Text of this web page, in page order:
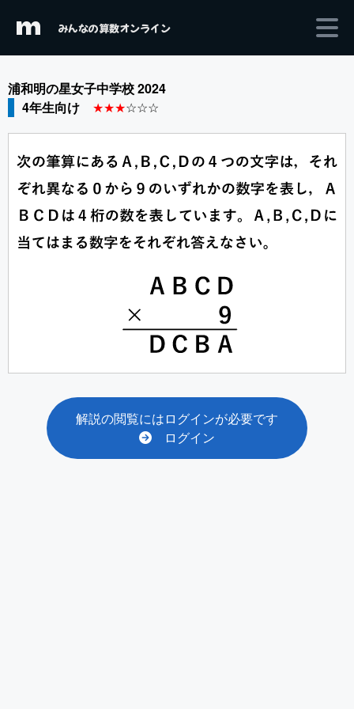
m みんなの算数オンライン
浦和明の星女子中学校 2024
4年生向け ★★★☆☆☆
解説の閲覧にはログインが必要です
ログイン